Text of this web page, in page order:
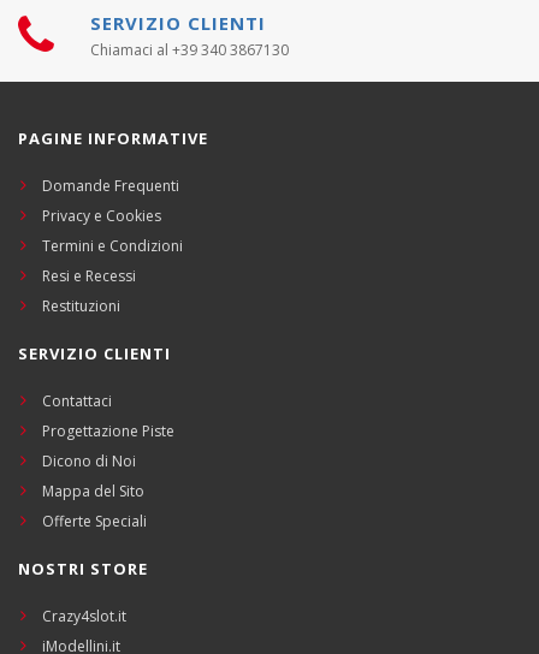
SERVIZIO CLIENTI
Chiamaci al +39 340 3867130
PAGINE INFORMATIVE
Domande Frequenti
Privacy e Cookies
Termini e Condizioni
Resi e Recessi
Restituzioni
SERVIZIO CLIENTI
Contattaci
Progettazione Piste
Dicono di Noi
Mappa del Sito
Offerte Speciali
NOSTRI STORE
Crazy4slot.it
iModellini.it